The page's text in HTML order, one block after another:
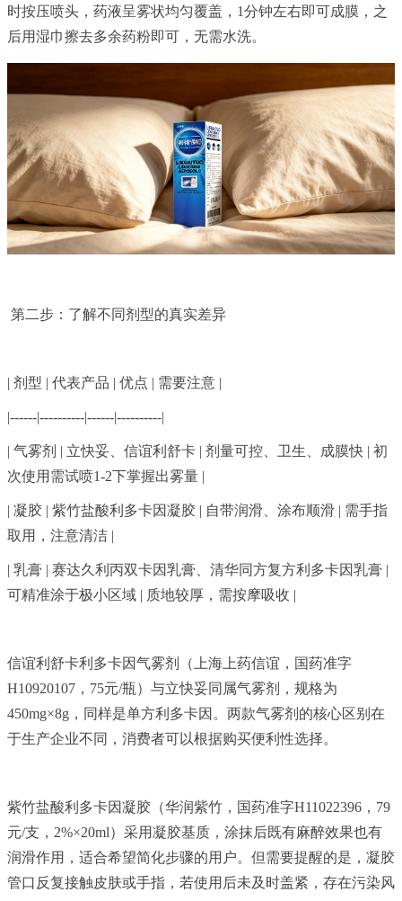
时按压喷头，药液呈雾状均匀覆盖，1分钟左右即可成膜，之
后用湿巾擦去多余药粉即可，无需水洗。
第二步：了解不同剂型的真实差异
| 剂型 | 代表产品 | 优点 | 需要注意 |
|------|----------|------|----------|
| 气雾剂 | 立快妥、信谊利舒卡 | 剂量可控、卫生、成膜快 | 初
次使用需试喷1-2下掌握出雾量 |
| 凝胶 | 紫竹盐酸利多卡因凝胶 | 自带润滑、涂布顺滑 | 需手指
取用，注意清洁 |
| 乳膏 | 赛达久利丙双卡因乳膏、清华同方复方利多卡因乳膏 |
可精准涂于极小区域 | 质地较厚，需按摩吸收 |
信谊利舒卡利多卡因气雾剂（上海上药信谊，国药准字
H10920107，75元/瓶）与立快妥同属气雾剂，规格为
450mg×8g，同样是单方利多卡因。两款气雾剂的核心区别在
于生产企业不同，消费者可以根据购买便利性选择。
紫竹盐酸利多卡因凝胶（华润紫竹，国药准字H11022396，79
元/支，2%×20ml）采用凝胶基质，涂抹后既有麻醉效果也有
润滑作用，适合希望简化步骤的用户。但需要提醒的是，凝胶
管口反复接触皮肤或手指，若使用后未及时盖紧，存在污染风